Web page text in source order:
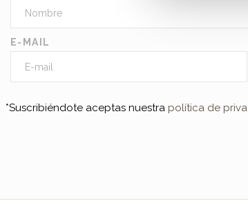
E-MAIL
*Suscribiéndote aceptas nuestra política de